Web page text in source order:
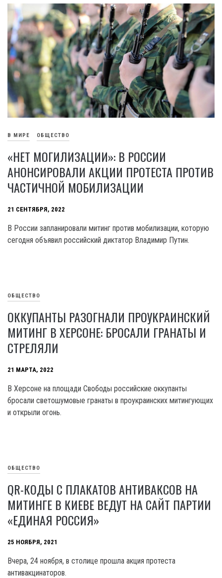
В МИРЕ ОБЩЕСТВО
«НЕТ МОГИЛИЗАЦИИ»: В РОССИИ
АНОНСИРОВАЛИ АКЦИИ ПРОТЕСТА ПРОТИВ
ЧАСТИЧНОЙ МОБИЛИЗАЦИИ
21 СЕНТЯБРЯ, 2022
В России запланировали митинг против мобилизации, которую
сегодня объявил российский диктатор Владимир Путин.
ОБЩЕСТВО
ОККУПАНТЫ РАЗОГНАЛИ ПРОУКРАИНСКИЙ
МИТИНГ В ХЕРСОНЕ: БРОСАЛИ ГРАНАТЫ И
СТРЕЛЯЛИ
21 МАРТА, 2022
В Херсоне на площади Свободы российские оккупанты
бросали светошумовые гранаты в проукраинских митингующих
и открыли огонь.
ОБЩЕСТВО
QR-КОДЫ С ПЛАКАТОВ АНТИВАКCОВ НА
МИТИНГЕ В КИЕВЕ ВЕДУТ НА САЙТ ПАРТИИ
«ЕДИНАЯ РОССИЯ»
25 НОЯБРЯ, 2021
Вчера, 24 ноября, в столице прошла акция протеста
антивакцинаторов.